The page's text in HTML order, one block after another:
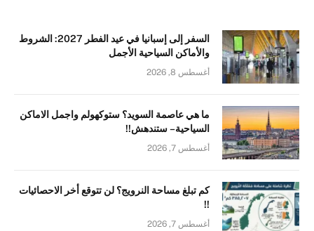
السفر إلى إسبانيا في عيد الفطر 2027: الشروط
والأماكن السياحية الأجمل
أغسطس 8, 2026
ما هي عاصمة السويد؟ ستوكهولم واجمل الاماكن
السياحية – ستندهش!!
أغسطس 7, 2026
كم تبلغ مساحة النرويج؟ لن تتوقع أخر الاحصائيات
!!
أغسطس 7, 2026